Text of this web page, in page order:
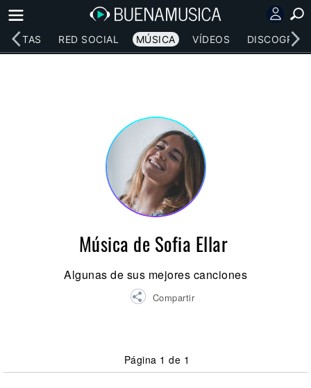
RED SOCIAL MÚSICA VÍDEOS
Música de Sofia Ellar
Algunas de sus mejores canciones
Compartir
Página 1 de 1